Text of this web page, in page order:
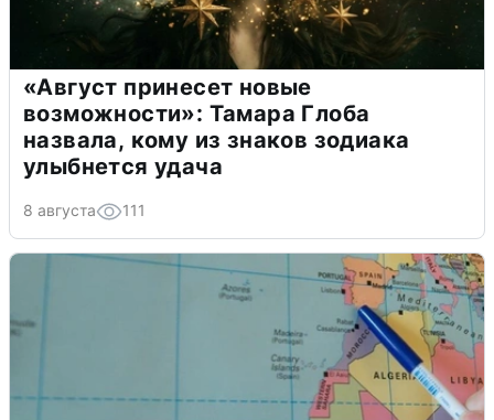
«Август принесет новые
возможности»: Тамара Глоба
назвала, кому из знаков зодиака
улыбнется удача
8 августа 111